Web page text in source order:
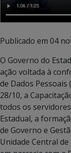
Publicado em 04
O Governo do
ação voltada à
de Dados Pessoais
28/10, a
todos os
Estadual, a
de Governo e
Unidade Central de